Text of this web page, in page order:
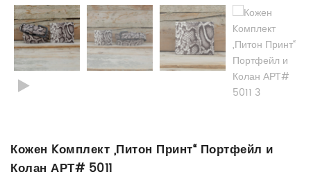
Кожен Kомплект „Питон Принт“ Портфейл и
Колан АРТ# 5011